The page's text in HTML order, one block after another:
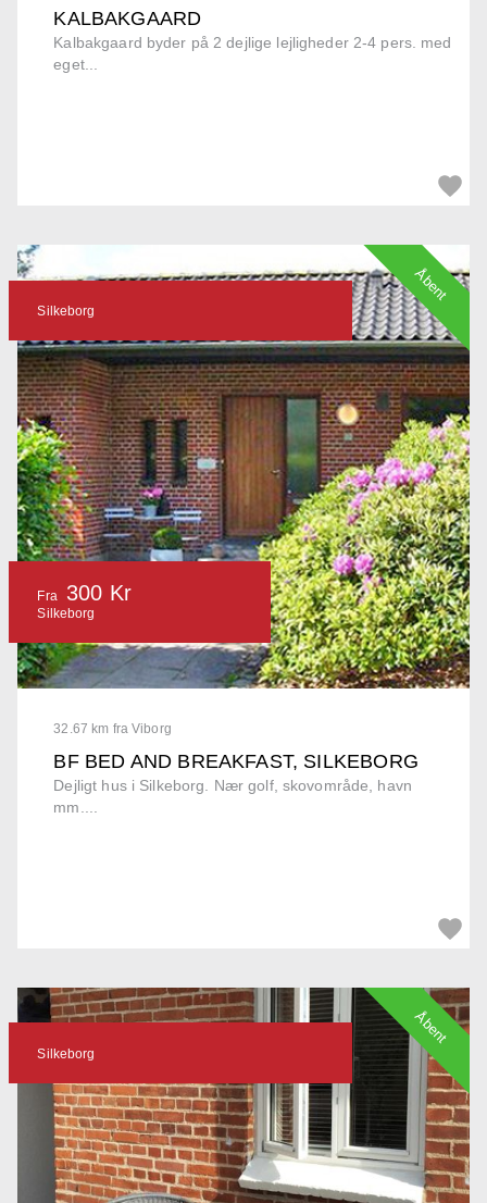
KALBAKGAARD
Kalbakgaard byder på 2 dejlige lejligheder 2-4 pers. med
eget...
32.67 km fra Viborg
BF BED AND BREAKFAST, SILKEBORG
Dejligt hus i Silkeborg. Nær golf, skovområde, havn
mm....
Silkeborg
Fra 300 Kr
Silkeborg
Åbent
Silkeborg
Åbent